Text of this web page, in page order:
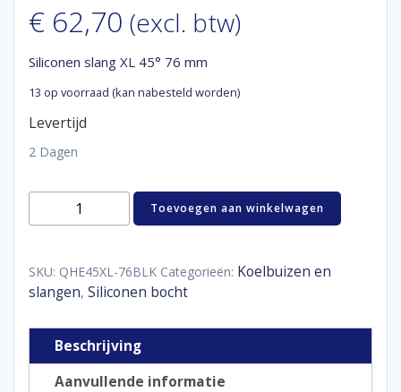
€ 62,70 (excl. btw)
Siliconen slang XL 45° 76 mm
13 op voorraad (kan nabesteld worden)
Levertijd
2 Dagen
Siliconen
76
mm
aantal
Toevoegen aan winkelwagen
SKU: QHE45XL-76BLK Categorieën: Koelbuizen en
slangen, Siliconen bocht
Beschrijving
Aanvullende informatie